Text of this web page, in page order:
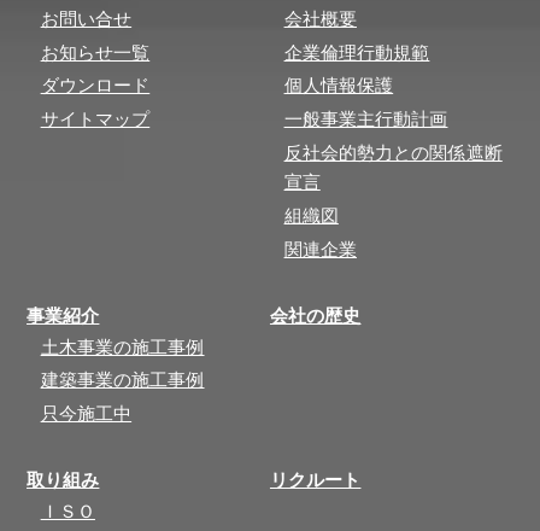
お問い合せ
お知らせ一覧
ダウンロード
サイトマップ
会社概要
企業倫理行動規範
個人情報保護
一般事業主行動計画
反社会的勢力との関係遮断
宣言
組織図
関連企業
事業紹介
土木事業の施工事例
建築事業の施工事例
只今施工中
会社の歴史
取り組み
ＩＳＯ
リクルート